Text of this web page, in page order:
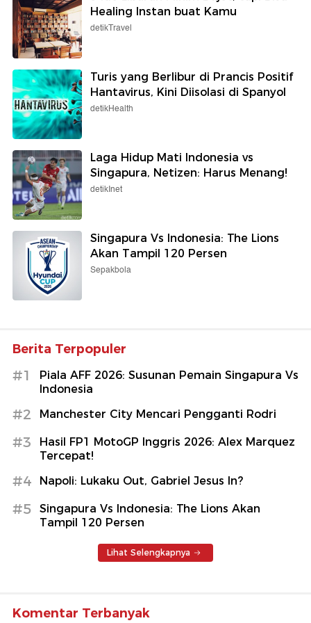
Healing Instan buat Kamu
detikTravel
Turis yang Berlibur di Prancis Positif
Hantavirus, Kini Diisolasi di Spanyol
detikHealth
Laga Hidup Mati Indonesia vs
Singapura, Netizen: Harus Menang!
detikInet
Singapura Vs Indonesia: The Lions
Akan Tampil 120 Persen
Sepakbola
Berita Terpopuler
#1
Piala AFF 2026: Susunan Pemain Singapura Vs
Indonesia
#2 Manchester City Mencari Pengganti Rodri
#3
Hasil FP1 MotoGP Inggris 2026: Alex Marquez
Tercepat!
#4 Napoli: Lukaku Out, Gabriel Jesus In?
#5
Singapura Vs Indonesia: The Lions Akan
Tampil 120 Persen
Lihat Selengkapnya
Komentar Terbanyak